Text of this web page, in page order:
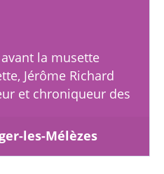
la musette
Jérôme Richard
et chroniqueur des
les-Mélèzes